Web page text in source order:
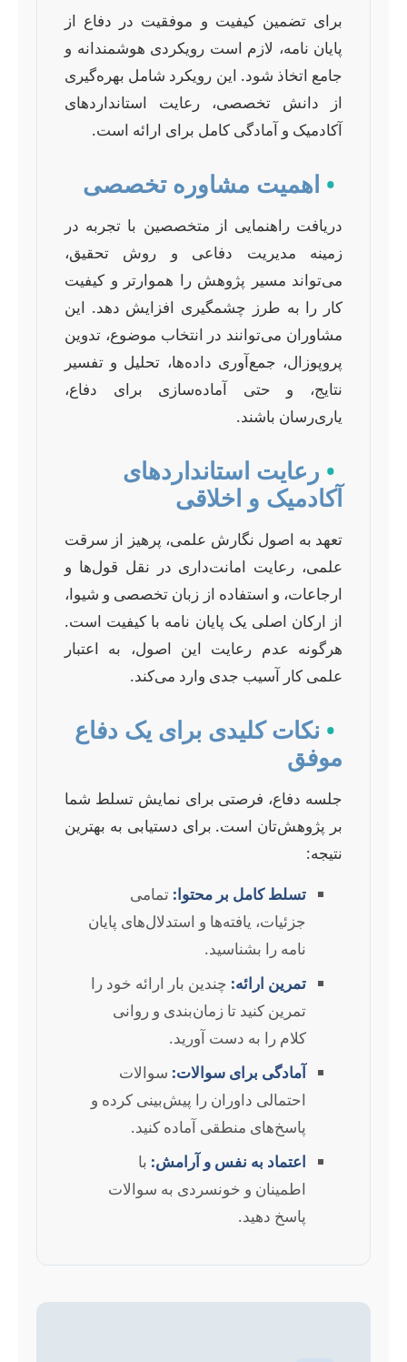
برای تضمین کیفیت و موفقیت در دفاع از
پایان نامه، لازم است رویکردی هوشمندانه و
جامع اتخاذ شود. این رویکرد شامل بهره‌گیری
از دانش تخصصی، رعایت استانداردهای
آکادمیک و آمادگی کامل برای ارائه است.
• اهمیت مشاوره تخصصی
دریافت راهنمایی از متخصصین با تجربه در
زمینه مدیریت دفاعی و روش تحقیق،
می‌تواند مسیر پژوهش را هموارتر و کیفیت
کار را به طرز چشمگیری افزایش دهد. این
مشاوران می‌توانند در انتخاب موضوع، تدوین
پروپوزال، جمع‌آوری داده‌ها، تحلیل و تفسیر
نتایج، و حتی آماده‌سازی برای دفاع،
یاری‌رسان باشند.
• رعایت استانداردهای
آکادمیک و اخلاقی
تعهد به اصول نگارش علمی، پرهیز از سرقت
علمی، رعایت امانت‌داری در نقل قول‌ها و
ارجاعات، و استفاده از زبان تخصصی و شیوا،
از ارکان اصلی یک پایان نامه با کیفیت است.
هرگونه عدم رعایت این اصول، به اعتبار
علمی کار آسیب جدی وارد می‌کند.
• نکات کلیدی برای یک دفاع
موفق
جلسه دفاع، فرصتی برای نمایش تسلط شما
بر پژوهش‌تان است. برای دستیابی به بهترین
نتیجه:
تسلط کامل بر محتوا: تمامی
جزئیات، یافته‌ها و استدلال‌های پایان
نامه را بشناسید.
تمرین ارائه: چندین بار ارائه خود را
تمرین کنید تا زمان‌بندی و روانی
کلام را به دست آورید.
آمادگی برای سوالات: سوالات
احتمالی داوران را پیش‌بینی کرده و
پاسخ‌های منطقی آماده کنید.
اعتماد به نفس و آرامش: با
اطمینان و خونسردی به سوالات
پاسخ دهید.